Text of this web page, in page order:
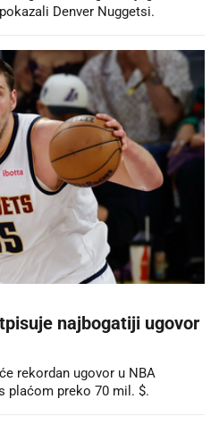
Denver Nuggetsi.
najbogatiji ugovor
rekordan ugovor u NBA
plaćom preko 70 mil. $.